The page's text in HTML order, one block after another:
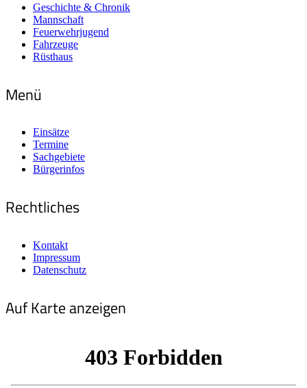
Geschichte & Chronik
Mannschaft
Feuerwehrjugend
Fahrzeuge
Rüsthaus
Menü
Einsätze
Termine
Sachgebiete
Bürgerinfos
Rechtliches
Kontakt
Impressum
Datenschutz
Auf Karte anzeigen